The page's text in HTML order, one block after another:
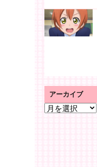
アーカイブ
ア